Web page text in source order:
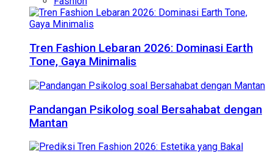
Tren Fashion Lebaran 2026: Dominasi Earth
Tone, Gaya Minimalis
Pandangan Psikolog soal Bersahabat dengan
Mantan